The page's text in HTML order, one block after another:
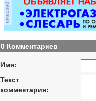
реклама
0 Комментариев
Имя:
Текст
комментария: